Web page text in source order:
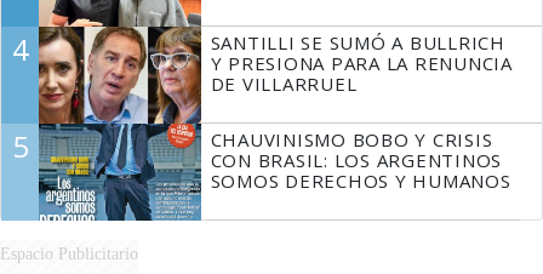
4
SANTILLI SE SUMÓ A BULLRICH
Y PRESIONA PARA LA RENUNCIA
DE VILLARRUEL
5
CHAUVINISMO BOBO Y CRISIS
CON BRASIL: LOS ARGENTINOS
SOMOS DERECHOS Y HUMANOS
Espacio Publicitario